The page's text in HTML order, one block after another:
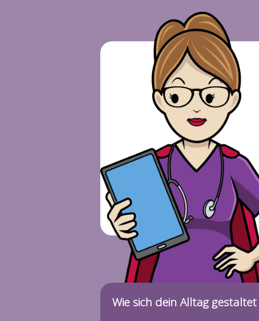
Wie sich dein Alltag gestaltet